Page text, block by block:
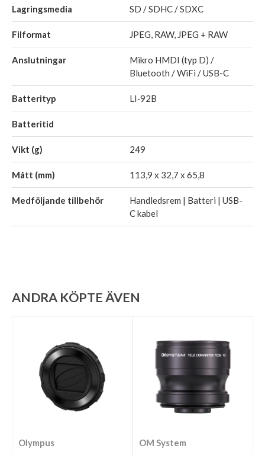
Lagringsmedia SD / SDHC / SDXC
Filformat JPEG, RAW, JPEG + RAW
Anslutningar
Mikro HMDI (typ D) /
Bluetooth / WiFi / USB-C
Batterityp LI‑92B
Batteritid
Vikt (g) 249
Mått (mm) 113,9 x 32,7 x 65,8
Medföljande tillbehör
Handledsrem | Batteri | USB-
C kabel
ANDRA KÖPTE ÄVEN
Olympus OM System